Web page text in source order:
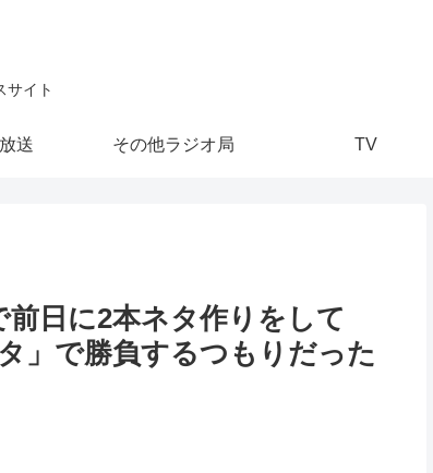
サイト
送 その他ラジオ局 TV
日に2本ネタ作りをして
」で勝負するつもりだった